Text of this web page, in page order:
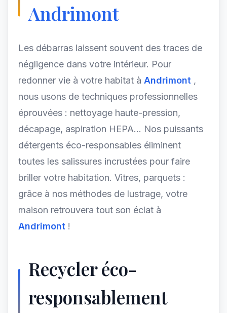
Andrimont
Les débarras laissent souvent des traces de
négligence dans votre intérieur. Pour
redonner vie à votre habitat à Andrimont ,
nous usons de techniques professionnelles
éprouvées : nettoyage haute-pression,
décapage, aspiration HEPA... Nos puissants
détergents éco-responsables éliminent
toutes les salissures incrustées pour faire
briller votre habitation. Vitres, parquets :
grâce à nos méthodes de lustrage, votre
maison retrouvera tout son éclat à
Andrimont !
Recycler éco-
responsablement